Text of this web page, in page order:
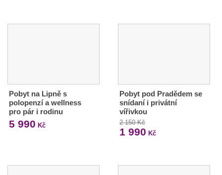
Pobyt na Lipně s
polopenzí a wellness
pro pár i rodinu
5 990 Kč
Pobyt pod Pradědem se
snídaní i privátní
vířivkou
2 150 Kč
1 990 Kč